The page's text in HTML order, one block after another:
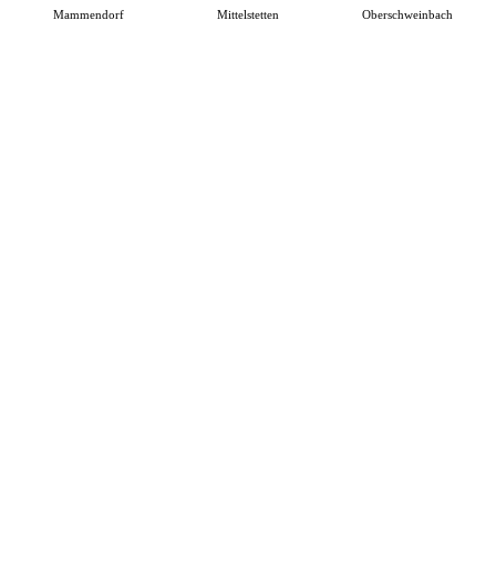
Mammendorf Mittelstetten Oberschweinbach